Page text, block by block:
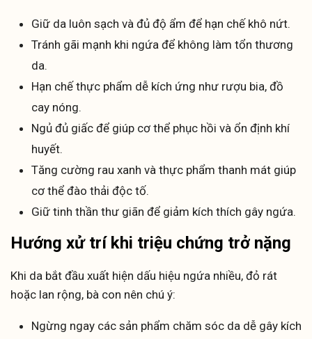
Giữ da luôn sạch và đủ độ ẩm để hạn chế khô nứt.
Tránh gãi mạnh khi ngứa để không làm tổn thương
da.
Hạn chế thực phẩm dễ kích ứng như rượu bia, đồ
cay nóng.
Ngủ đủ giấc để giúp cơ thể phục hồi và ổn định khí
huyết.
Tăng cường rau xanh và thực phẩm thanh mát giúp
cơ thể đào thải độc tố.
Giữ tinh thần thư giãn để giảm kích thích gây ngứa.
Hướng xử trí khi triệu chứng trở nặng
Khi da bắt đầu xuất hiện dấu hiệu ngứa nhiều, đỏ rát
hoặc lan rộng, bà con nên chú ý:
Ngừng ngay các sản phẩm chăm sóc da dễ gây kích